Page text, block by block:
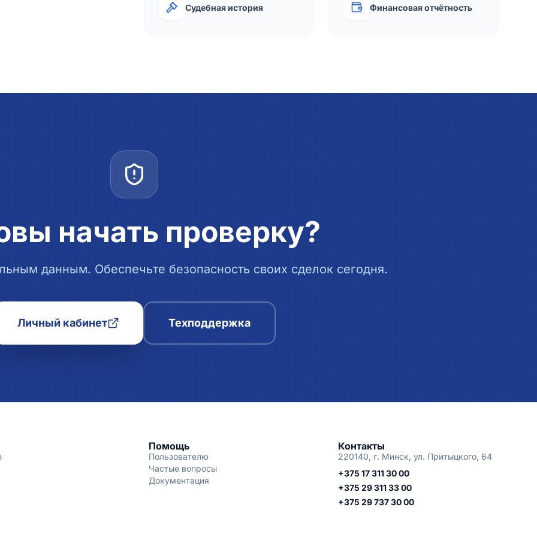
Судебная история Финансовая отчётность
начать проверку?
данным. Обеспечьте безопасность своих сделок сегодня.
Личный кабинет Техподдержка
Помощь
Пользователю
Частые вопросы
Документация
Контакты
220140, г. Минск, ул. Притыцкого, 64
+375 17 311 30 00
+375 29 311 33 00
+375 29 737 30 00